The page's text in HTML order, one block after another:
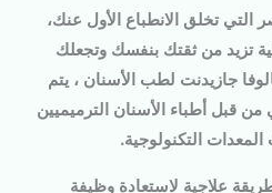
التي تخلق الانطباع الأول عنك،
تزيد من ثقتك بنفسك وتجعلك
جازيدنت لطب الأسنان، يتم
من قبلأطباء الأسنان الترميميين
التكنولوجية.
علاجية لاستعادة وظيفة